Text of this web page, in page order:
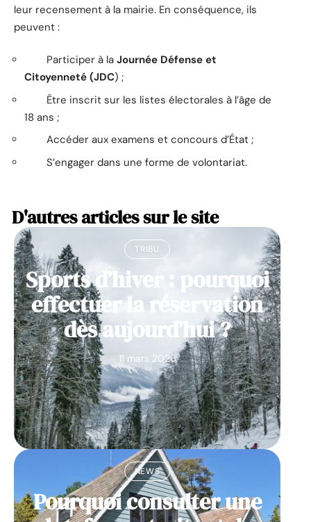
leur recensement à la mairie. En conséquence, ils
peuvent :
Participer à la Journée Défense et
Citoyenneté (JDC) ;
Être inscrit sur les listes électorales à l’âge de
18 ans ;
Accéder aux examens et concours d’État ;
S’engager dans une forme de volontariat.
D'autres articles sur le site
TRIBU
Sports d’hiver : pourquoi
effectuer la réservation
dès aujourd’hui ?
11 mars 2026
NEWS
Pourquoi consulter une